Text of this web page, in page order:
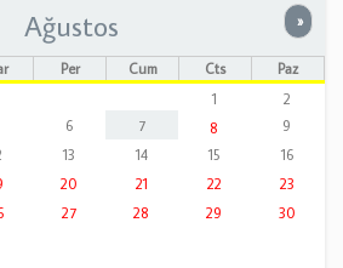
»
Ağustos
Per Cum Cts
Paz
1
2
6 7 8
9
13 14 15
16
20 21 22
23
27 28 29
30